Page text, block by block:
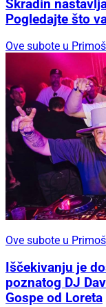
Skradin
Pogledajte što
Ove subote u
Ove subote u
Iščekivanju je
poznatog DJ
Gospe od Loreta